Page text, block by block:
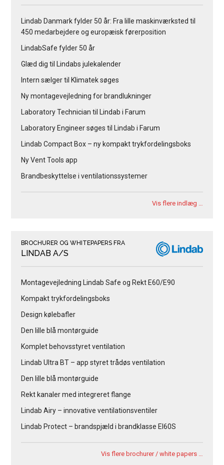
Lindab Danmark fylder 50 år: Fra lille maskinværksted til
450 medarbejdere og europæisk førerposition
LindabSafe fylder 50 år
Glæd dig til Lindabs julekalender
Intern sælger til Klimatek søges
Ny montagevejledning for brandlukninger
Laboratory Technician til Lindab i Farum
Laboratory Engineer søges til Lindab i Farum
Lindab Compact Box – ny kompakt trykfordelingsboks
Ny Vent Tools app
Brandbeskyttelse i ventilationssystemer
Vis flere indlæg …
BROCHURER OG WHITEPAPERS FRA
LINDAB A/S
Montagevejledning Lindab Safe og Rekt E60/E90
Kompakt trykfordelingsboks
Design kølebafler
Den lille blå montørguide
Komplet behovsstyret ventilation
Lindab Ultra BT – app styret trådøs ventilation
Den lille blå montørguide
Rekt kanaler med integreret flange
Lindab Airy – innovative ventilationsventiler
Lindab Protect – brandspjæld i brandklasse EI60S
Vis flere brochurer / white papers …